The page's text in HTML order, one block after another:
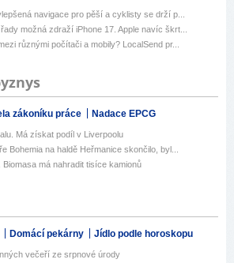
navigace pro pěší a cyklisty se drží p...
možná zdraží iPhone 17. Apple navíc škrt...
různými počítači a mobily? LocalSend pr...
zákoníku práce Nadace EPCG
Má získat podíl v Liverpoolu
Bohemia na haldě Heřmanice skončilo, byl...
má nahradit tisíce kamionů
Domácí pekárny Jídlo podle horoskopu
večeří ze srpnové úrody